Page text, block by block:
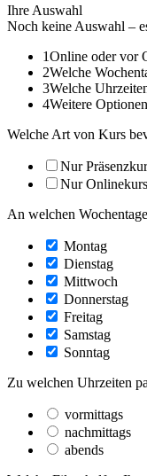
Ihre Auswahl
Noch keine Auswahl –
1Online oder vor
2Welche
3Welche
4Weitere Optionen
Welche Art von Kurs
Nur
Nur
An welchen
Montag
Dienstag
Mittwoch
Donnerstag
Freitag
Samstag
Sonntag
Zu welchen Uhrzeiten
vormittags
nachmittags
abends